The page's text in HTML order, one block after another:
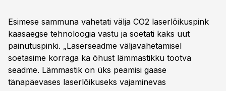
Esimese sammuna vahetati välja CO2 laserlõikuspink
kaasaegse tehnoloogia vastu ja soetati kaks uut
painutuspinki. „Laserseadme väljavahetamisel
soetasime korraga ka õhust lämmastikku tootva
seadme. Lämmastik on üks peamisi gaase
tänapäevases laserlõikuseks vajaminevas